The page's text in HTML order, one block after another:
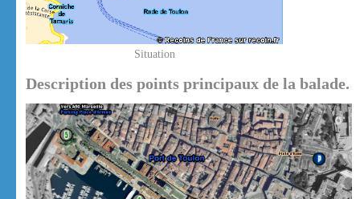
Situation
Description des points principaux de la balade.